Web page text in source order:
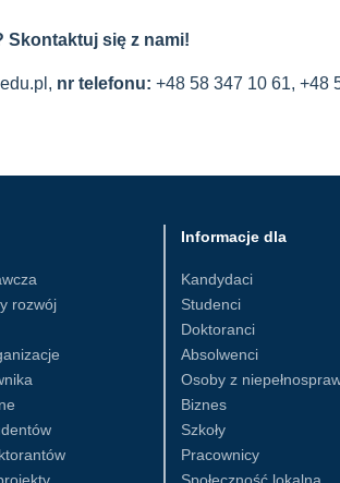
Skontaktuj się z nami!
nr telefonu: +48 58 347 10 61, +48
rozwój
Informacje dla
Kandydaci
Studenci
Doktoranci
Absolwenci
Osoby z
Biznes
Szkoły
Pracownicy